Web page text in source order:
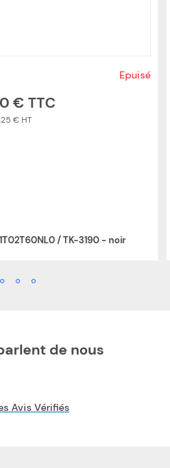
Epuisé
€
€
/ TK-3190 - noir
de nous
Avis Vérifiés